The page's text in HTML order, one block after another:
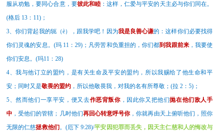
服从劝勉，要同心合意，要彼此和睦：这样，仁爱与平安的天主必与你们同在。
(格后 13 ： 11) ；
3、你们背起我的轭（è），跟我学吧！因为我是良善心谦的：这样你们必要找得
你们灵魂的安息。 (玛 11：29) ；凡劳苦和负重担的，你们都到我跟前来，我要使
你们安息。 (玛11 ： 28)
4、我与他订立的盟约，是有关生命及平安的盟约，所以我赐给了他生命和平
安；同时又是敬畏的盟约 ，所以他敬畏我，对我的名有所尊敬； (拉 2 ： 5) ；
5、然而他们一享平安，便又去作恶背叛你 ，因此你又把他们抛在他们敌人手
中 ，受他们的管辖；几时他们再回心转意呼号你 ，你就再由天上俯听他们，照你
无限的仁慈拯救他们 。 (厄下 9:28)/平安因犯罪而丢失，因天主仁慈和 人的悔改与